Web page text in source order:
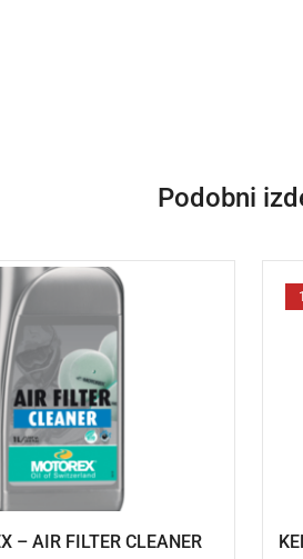
Podobni
– AIR FILTER CLEANER